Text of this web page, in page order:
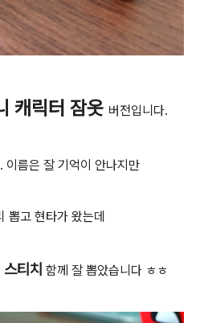
캐릭터 잠옷 버전입니다.
이름은 잘 기억이 안나지만
뽑고 현타가 왔는데
티치 함께 잘 뽑았습니다 ㅎㅎ